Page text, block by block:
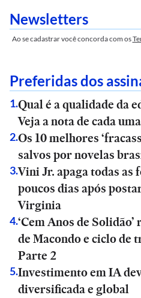
Newsletters
Ao se cadastrar você concorda com os
Preferidas dos
1.Qual é a qualidade da
Veja a nota de cada
2.Os 10 melhores
salvos por novelas
3.Vini Jr. apaga todas
poucos dias após
Virginia
4.‘Cem Anos de
de Macondo e ciclo de
Parte 2
5.Investimento em IA
diversificada e global